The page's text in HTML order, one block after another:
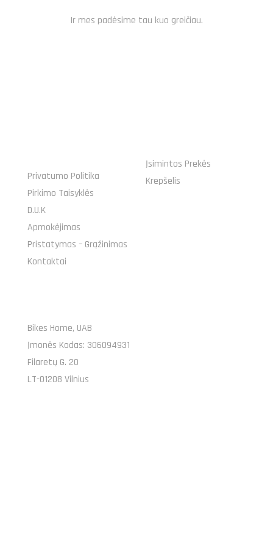
Ir mes padėsime tau kuo greičiau.
Privatumo Politika
Pirkimo Taisyklės
D.U.K
Apmokėjimas
Pristatymas – Grąžinimas
Kontaktai
Įsimintos Prekės
Krepšelis
Bikes Home, UAB
Įmonės Kodas: 306094931
Filaretų G. 20
LT-01208 Vilnius